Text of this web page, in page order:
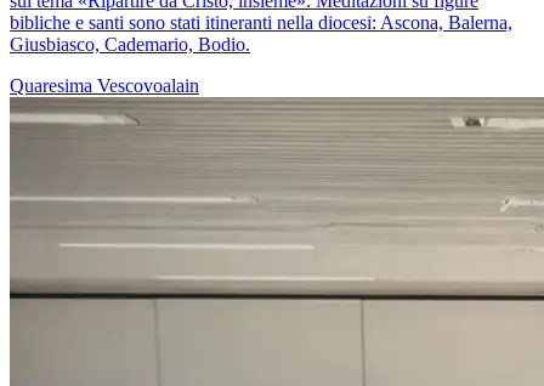
bibliche e santi sono stati itineranti nella diocesi: Ascona, Balerna,
Giusbiasco, Cademario, Bodio.
Quaresima Vescovoalain